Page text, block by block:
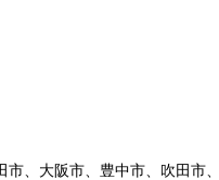
、大阪市、豊中市、吹田市